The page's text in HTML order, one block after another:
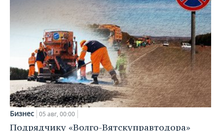
Бизнес 05 авг, 00:00
Подрядчику «Волго-Вятскуправтодора»